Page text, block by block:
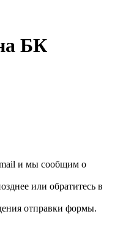
БК
и мы сообщим о
или обратитесь в
отправки формы.